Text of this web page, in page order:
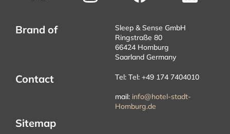
Brand of
Sleep & Sense GmbH
Ringstraße 80
66424 Homburg
Saarland Germany
Contact Tel: Tel: +49 174 7404010
mail: info@hotel-stadt-
Homburg.de
Sitemap